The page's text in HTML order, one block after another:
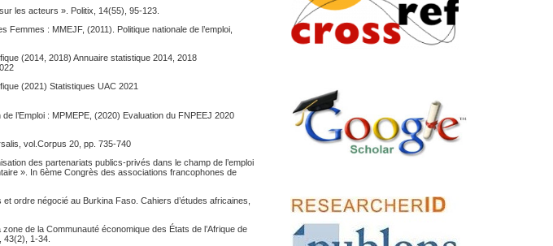
les acteurs ». Politix, 14(55), 95-123.
: MMEJF, (2011). Politique nationale de l’emploi,
(2014, 2018) Annuaire statistique 2014, 2018
(2021) Statistiques UAC 2021
l’Emploi : MPMEPE, (2020) Evaluation du FNPEEJ 2020
vol.Corpus 20, pp. 735-740
des partenariats publics-privés dans le champ de l’emploi
». In 6ème Congrès des associations francophones de
ordre négocié au Burkina Faso. Cahiers d’études africaines,
de la Communauté économique des États de l’Afrique de
43(2), 1-34.